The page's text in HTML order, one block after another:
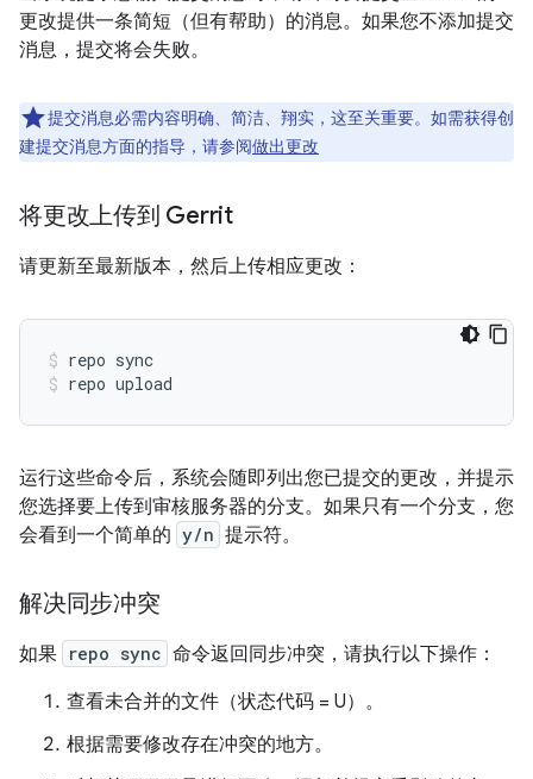
更改提供一条简短（但有帮助）的消息。如果您不添加提交
消息，提交将会失败。
提交消息必需内容明确、简洁、翔实，这至关重要。如需获得创
建提交消息方面的指导，请参阅做出更改
将更改上传到 Gerrit
请更新至最新版本，然后上传相应更改：
repo sync
repo upload
运行这些命令后，系统会随即列出您已提交的更改，并提示
您选择要上传到审核服务器的分支。如果只有一个分支，您
会看到一个简单的 y/n 提示符。
解决同步冲突
如果 repo sync 命令返回同步冲突，请执行以下操作：
查看未合并的文件（状态代码 = U）。
根据需要修改存在冲突的地方。